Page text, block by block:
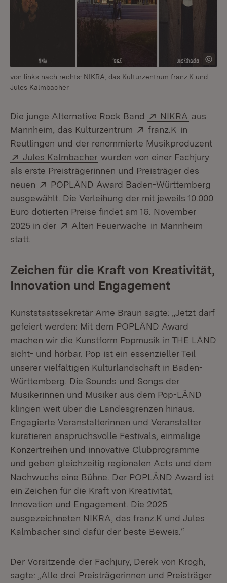
von links nach rechts: NIKRA, das Kulturzentrum franz.K und
Jules Kalmbacher
Die junge Alternative Rock Band Extern:
NIKRA (Öffnet
aus
Mannheim, das Kulturzentrum
Extern:
franz.K (Öffnet in
in
Reutlingen und der renommierte Musikproduzent
Extern:
Jules Kalmbacher (Öffnet in neuem Fenster)
wurden von einer Fachjury
als erste Preisträgerinnen und Preisträger des
neuen
Extern:
POPLÄND Award Baden-Württemberg
ausgewählt. Die Verleihung der mit jeweils 10.000
Euro dotierten Preise findet am 16. November
2025 in der
Extern:
Alten Feuerwache (Öffnet in neuem
in Mannheim
statt.
Zeichen für die Kraft von Kreativität,
Innovation und Engagement
Kunststaatssekretär Arne Braun sagte: „Jetzt darf
gefeiert werden: Mit dem POPLÄND Award
machen wir die Kunstform Popmusik in THE LÄND
sicht- und hörbar. Pop ist ein essenzieller Teil
unserer vielfältigen Kulturlandschaft in Baden-
Württemberg. Die Sounds und Songs der
Musikerinnen und Musiker aus dem Pop-LÄND
klingen weit über die Landesgrenzen hinaus.
Engagierte Veranstalterinnen und Veranstalter
kuratieren anspruchsvolle Festivals, einmalige
Konzertreihen und innovative Clubprogramme
und geben gleichzeitig regionalen Acts und dem
Nachwuchs eine Bühne. Der POPLÄND Award ist
ein Zeichen für die Kraft von Kreativität,
Innovation und Engagement. Die 2025
ausgezeichneten NIKRA, das franz.K und Jules
Kalmbacher sind dafür der beste Beweis.“
Der Vorsitzende der Fachjury, Derek von Krogh,
sagte: „Alle drei Preisträgerinnen und Preisträger